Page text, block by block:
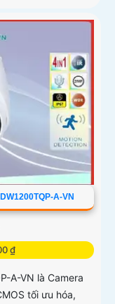
A-VN
₫
A-VN là Camera
tối ưu hóa,